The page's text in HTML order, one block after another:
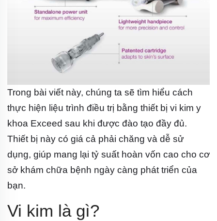
Trong bài viết này, chúng ta sẽ tìm hiểu cách
thực hiện liệu trình điều trị bằng thiết bị vi kim y
khoa Exceed sau khi được đào tạo đầy đủ.
Thiết bị này có giá cả phải chăng và dễ sử
dụng, giúp mang lại tỷ suất hoàn vốn cao cho cơ
sở khám chữa bệnh ngày càng phát triển của
bạn.
Vi kim là gì?